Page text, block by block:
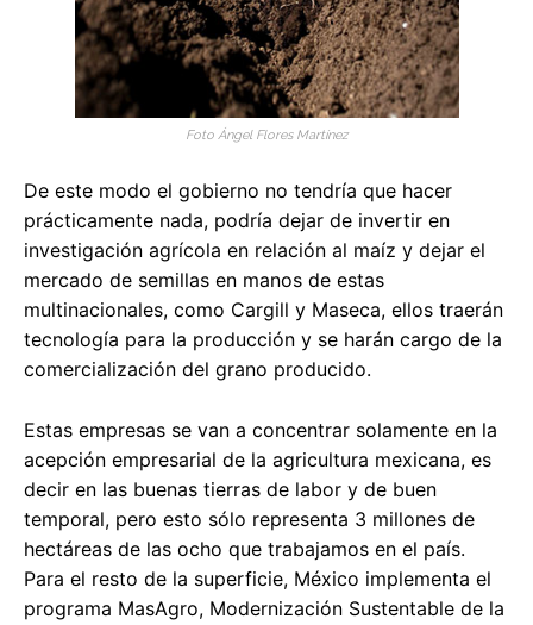
Foto Ángel Flores Martínez
De este modo el gobierno no tendría que hacer
prácticamente nada, podría dejar de invertir en
investigación agrícola en relación al maíz y dejar el
mercado de semillas en manos de estas
multinacionales, como Cargill y Maseca, ellos traerán
tecnología para la producción y se harán cargo de la
comercialización del grano producido.
Estas empresas se van a concentrar solamente en la
acepción empresarial de la agricultura mexicana, es
decir en las buenas tierras de labor y de buen
temporal, pero esto sólo representa 3 millones de
hectáreas de las ocho que trabajamos en el país.
Para el resto de la superficie, México implementa el
programa MasAgro, Modernización Sustentable de la